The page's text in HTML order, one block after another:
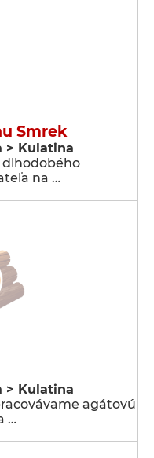
Smrek
> Kulatina
na …
> Kulatina
agátovú
…